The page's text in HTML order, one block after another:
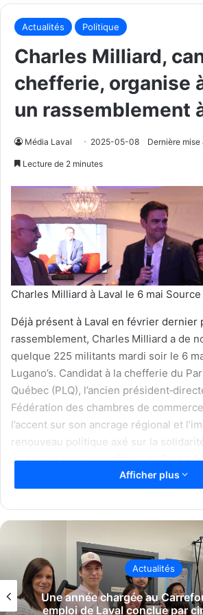
Actualités Politique
Charles Milliard,
chefferie, organise
un rassemblement
Média Laval 2025-05-08 Dernière
Lecture de 2 minutes
Charles Milliard à Laval le 6 mai Source
Déjà présent à Laval en février dernier
rassemblement, Charles Milliard a de
quelque 225 militants mardi soir le 6
Lugano’s. Candidat à la chefferie du
Québec (PLQ), l’ancien
Fédération des chambres de
l’accent sur son ancrage régional et
renouveau politique axé sur la
du scrutin pour la chefferie du Parti
(PLQ) la course s’intensifie.
Un soutien transpartisan
Plusieurs figures influentes du PLQ à
Charles Milliard:
Jean Rousselle , ancien député de
2022) ;
Afficher plus
Actualités
année chargée au Carrefour
de Laval conclue par cinq prix